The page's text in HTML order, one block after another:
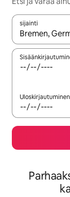
sijainti
Kun tulokset
Uloskirjautuminen